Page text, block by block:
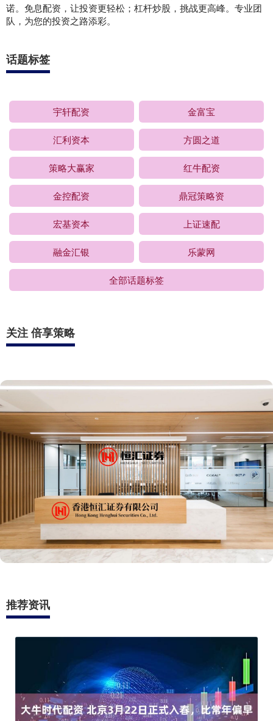
诺。免息配资，让投资更轻松；杠杆炒股，挑战更高峰。专业团
队，为您的投资之路添彩。
话题标签
宇轩配资 金富宝
汇利资本 方圆之道
策略大赢家 红牛配资
金控配资 鼎冠策略资
宏基资本 上证速配
融金汇银 乐蒙网
全部话题标签
关注 倍享策略
推荐资讯